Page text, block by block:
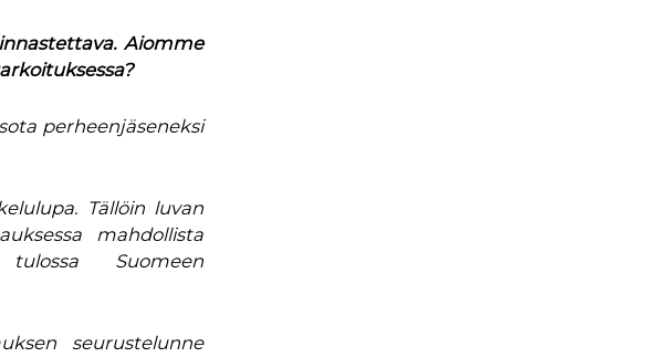
Aiomme
perheenjäseneksi
Tällöin luvan
mahdollista
Suomeen
seurustelunne